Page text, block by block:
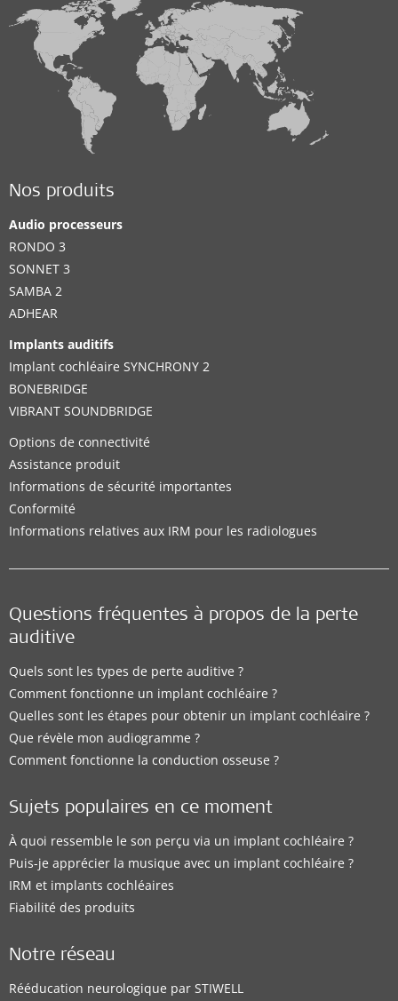
Détails du contact
Distributor
Nigerbell Speech and Hearing Centres Ltd.
Church,Calabar
Solutions auditives prises en charge:
CI System
Détails du contact
Distributor
Nigerbell Speech and Hearing Centres Ltd.
Suite 004, Ground Floor, NIPOST building, 10 Station
Road, Near High Court Old GRA
Solutions auditives prises en charge:
CI System
Détails du contact
Nigerbell Speech and Hearing Centres Ltd.
03, Bayo Ajayi Street, Agidingbi, Ikeja
Solutions auditives prises en charge:
CI System,ADHEAR
Détails du contact
Nigerbell Speech and Hearing Centres Ltd.
Nos produits
Audio processeurs
RONDO 3
SONNET 3
SAMBA 2
ADHEAR
Implants auditifs
Implant cochléaire SYNCHRONY 2
BONEBRIDGE
VIBRANT SOUNDBRIDGE
Options de connectivité
Assistance produit
Informations de sécurité importantes
Conformité
Informations relatives aux IRM pour les radiologues
Questions fréquentes à propos de la perte
auditive
Quels sont les types de perte auditive ?
Comment fonctionne un implant cochléaire ?
Quelles sont les étapes pour obtenir un implant cochléaire ?
Que révèle mon audiogramme ?
Comment fonctionne la conduction osseuse ?
Sujets populaires en ce moment
À quoi ressemble le son perçu via un implant cochléaire ?
Puis-je apprécier la musique avec un implant cochléaire ?
IRM et implants cochléaires
Fiabilité des produits
Notre réseau
Rééducation neurologique par STIWELL